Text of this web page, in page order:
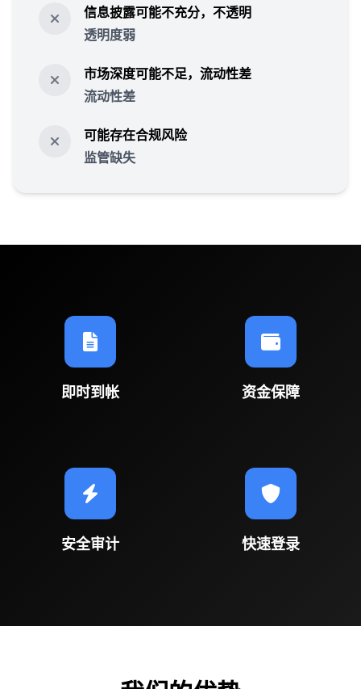
信息披露可能不充分，不透明
透明度弱
市场深度可能不足，流动性差
流动性差
可能存在合规风险
监管缺失
即时到帐 资金保障
安全审计 快速登录